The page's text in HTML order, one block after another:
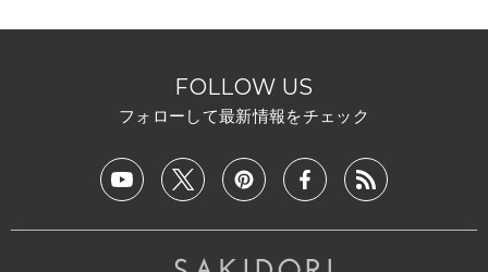
FOLLOW US
フォローして最新情報をチェック